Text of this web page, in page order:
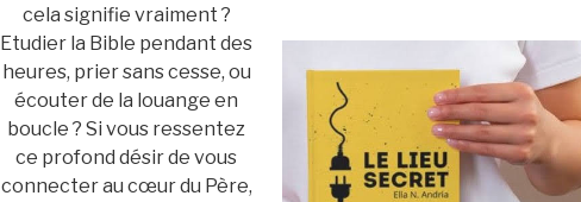
cela signifie vraiment ?
Etudier la Bible pendant des
heures, prier sans cesse, ou
écouter de la louange en
boucle ? Si vous ressentez
ce profond désir de vous
connecter au cœur du Père,